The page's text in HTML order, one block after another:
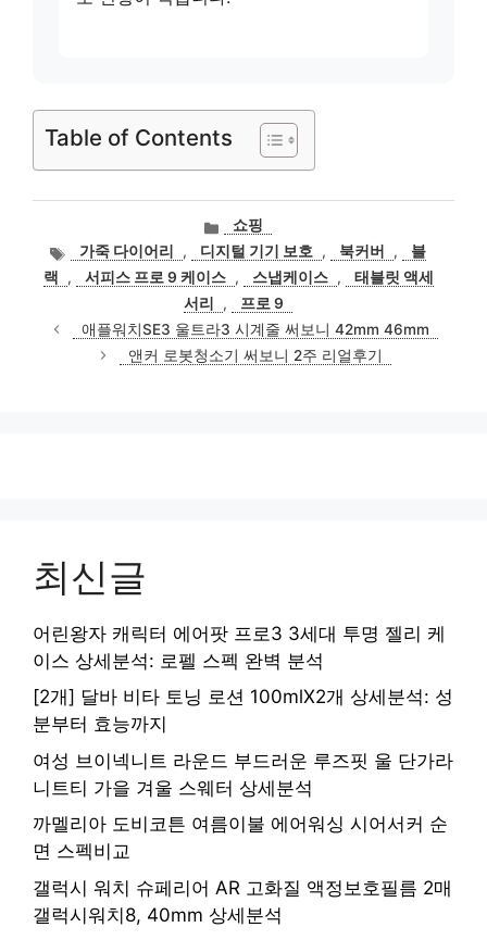
Table of Contents
카
테
고
리
쇼핑
태가죽 다이어리 , 디지털 기기 보호 , 북커버 ,
블
랙
, 서피스 프로 9 케이스 , 스냅케이스 ,
태블릿 액세
서리
,
프로 9
애플워치SE3 울트라3 시계줄 써보니 42mm 46mm
앤커 로봇청소기 써보니 2주 리얼후기
최신글
어린왕자 캐릭터 에어팟 프로3 3세대 투명 젤리 케
이스 상세분석: 로펠 스펙 완벽 분석
[2개] 달바 비타 토닝 로션 100mlX2개 상세분석: 성
분부터 효능까지
여성 브이넥니트 라운드 부드러운 루즈핏 울 단가라
니트티 가을 겨울 스웨터 상세분석
까멜리아 도비코튼 여름이불 에어워싱 시어서커 순
면 스펙비교
갤럭시 워치 슈페리어 AR 고화질 액정보호필름 2매
갤럭시워치8, 40mm 상세분석